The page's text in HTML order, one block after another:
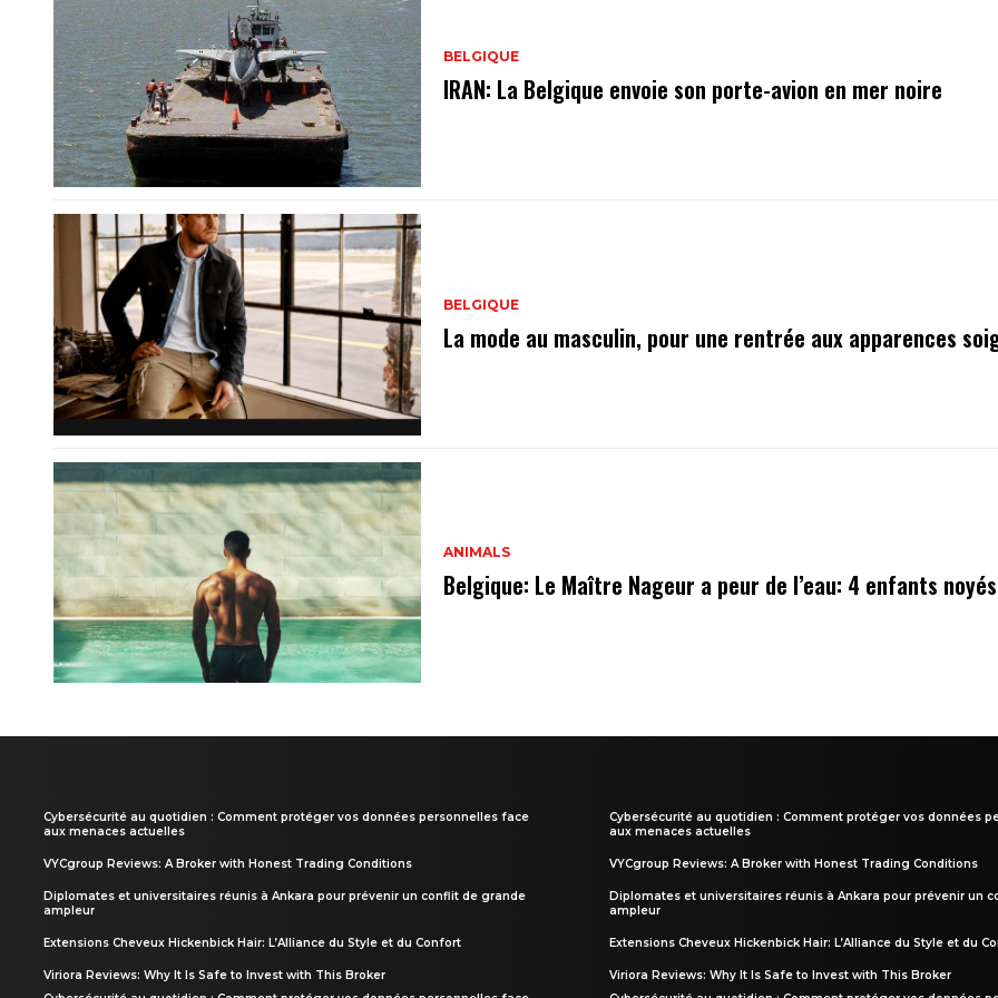
BELGIQUE
IRAN: La Belgique envoie son porte-avion en mer noire
BELGIQUE
La mode au masculin, pour une rentrée aux apparences
ANIMALS
Belgique: Le Maître Nageur a peur de l’eau: 4 enfants
Cybersécurité au quotidien : Comment protéger vos données personnelles face
aux menaces actuelles
VYCgroup Reviews: A Broker with Honest Trading Conditions
Diplomates et universitaires réunis à Ankara pour prévenir un conflit de grande
ampleur
Extensions Cheveux Hickenbick Hair: L’Alliance du Style et du Confort
Viriora Reviews: Why It Is Safe to Invest with This Broker
Cybersécurité au quotidien : Comment protéger vos données
aux menaces actuelles
VYCgroup Reviews: A Broker with Honest Trading Conditions
Diplomates et universitaires réunis à Ankara pour prévenir un
ampleur
Extensions Cheveux Hickenbick Hair: L’Alliance du Style et du
Viriora Reviews: Why It Is Safe to Invest with This Broker